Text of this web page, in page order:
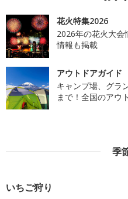
花火特集2026
2026年の花火大会
情報も掲載
アウトドアガイド
キャンプ場、グラ
まで！全国のアウ
季
いちご狩り